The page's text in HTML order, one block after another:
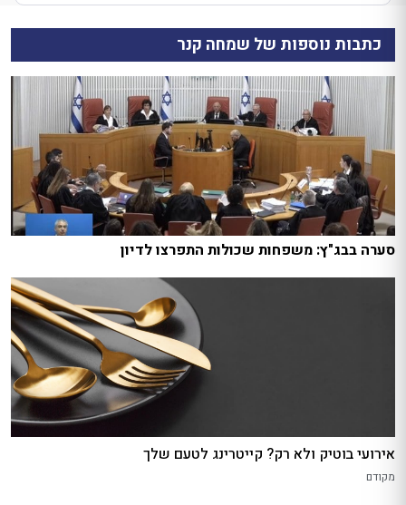
כתבות נוספות של שמחה קנר
סערה בבג"ץ: משפחות שכולות התפרצו לדיון
אירועי בוטיק ולא רק? קייטרינג לטעם שלך
מקודם